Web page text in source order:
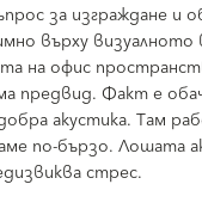
за изграждане и
върху визуалното
на офис
предвид. Факт е
акустика. Там
по-бързо. Лошата
стрес.